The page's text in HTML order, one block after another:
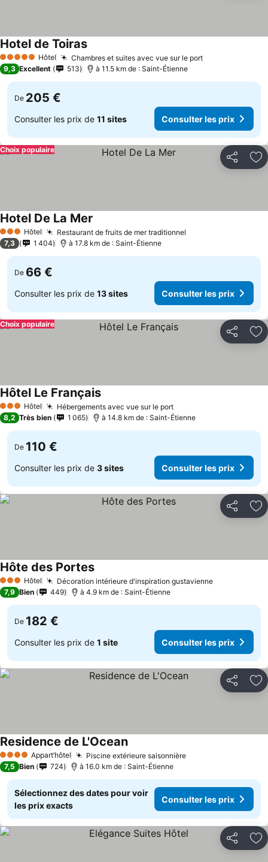
5 Étoiles Hôtel Chambres et suites avec vue sur le port
Hotel de Toiras
9,3 Excellent 513 à 11.5 km de : Saint-Étienne
De 205 €
Consulter les prix de 11 sites Consulter les prix
Partager
Choix populaire
3 ÉtoilesHôtel Restaurant de fruits de mer traditionnel
Hotel De La Mer
7,3 1 404 à 17.8 km de : Saint-Étienne
De 66 €
Consulter les prix de 13 sites Consulter les prix
Partager
Choix populaire
3 ÉtoilesHôtel Hébergements avec vue sur le port
Hôtel Le Français
8,2 Très bien 1 065 à 14.8 km de : Saint-Étienne
De 110 €
Consulter les prix de 3 sites Consulter les prix
Partager
3 ÉtoilesHôtel Décoration intérieure d'inspiration gustavienne
Hôte des Portes
7,9 Bien 449 à 4.9 km de : Saint-Étienne
De 182 €
Consulter les prix de 1 site Consulter les prix
Partager
4 Étoiles Appart’hôtel Piscine extérieure saisonnière
Residence de L'Ocean
7,5 Bien 724 à 16.0 km de : Saint-Étienne
Sélectionnez des dates pour voir
les prix exacts
Consulter les prix
Partager